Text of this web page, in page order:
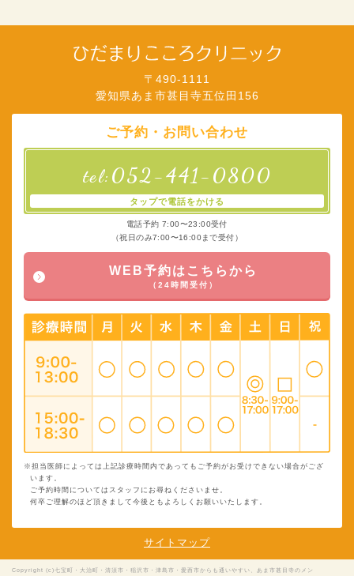
〒490-1111
愛知県あま市甚目寺五位田156
ご予約・お問い合わせ
tel: 052-441-0800
タップで電話をかける
電話予約 7:00〜23:00受付
（祝日のみ7:00〜16:00まで受付）
WEB予約はこちらから
（24時間受付）
※担当医師によっては上記診療時間内であってもご予約がお受けできない場合がござ
います。
ご予約時間についてはスタッフにお尋ねくださいませ。
何卒ご理解のほど頂きまして今後ともよろしくお願いいたします。
サイトマップ
Copyright (c)七宝町・大治町・清須市・稲沢市・津島市・愛西市からも通いやすい、あま市甚目寺のメン